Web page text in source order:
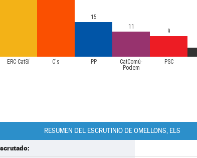
ERC-CatSí C's PP
CatComú-
Podem
PSC
15
11
9
RESUMEN DEL ESCRUTINIO DE OMELLONS, ELS